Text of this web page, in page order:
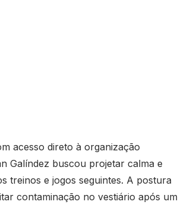
acesso direto à organização
Galíndez buscou projetar calma e
treinos e jogos seguintes. A postura
contaminação no vestiário após um